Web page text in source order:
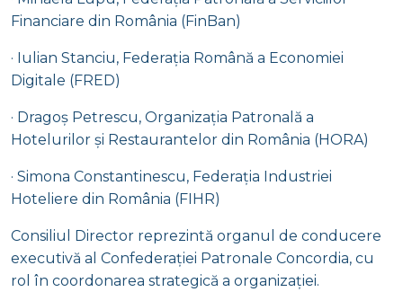
Financiare din România (FinBan)
· Iulian Stanciu, Federația Română a Economiei
Digitale (FRED)
· Dragoș Petrescu, Organizația Patronală a
Hotelurilor și Restaurantelor din România (HORA)
· Simona Constantinescu, Federația Industriei
Hoteliere din România (FIHR)
Consiliul Director reprezintă organul de conducere
executivă al Confederației Patronale Concordia, cu
rol în coordonarea strategică a organizației.